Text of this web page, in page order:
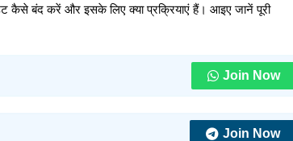
बंद करें और इसके लिए क्या प्रक्रियाएं हैं। आइए जानें पूरी
Join Now
Join Now